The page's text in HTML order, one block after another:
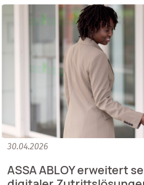
30.04.2026
ASSA ABLOY erweitert